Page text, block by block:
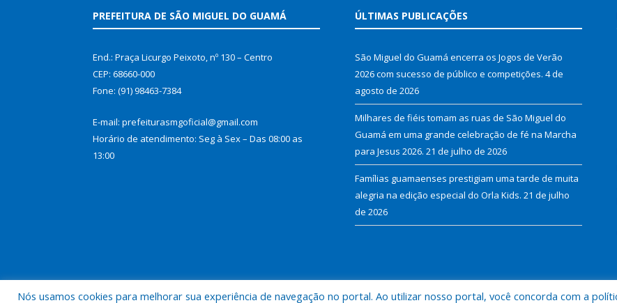
PREFEITURA DE SÃO MIGUEL DO GUAMÁ
End.: Praça Licurgo Peixoto, nº 130 – Centro
CEP: 68660-000
Fone: (91) 98463-7384
E-mail: prefeiturasmgoficial@gmail.com
Horário de atendimento: Seg à Sex – Das 08:00 as
13:00
ÚLTIMAS PUBLICAÇÕES
São Miguel do Guamá encerra os Jogos de Verão
2026 com sucesso de público e competições. 4 de
agosto de 2026
Milhares de fiéis tomam as ruas de São Miguel do
Guamá em uma grande celebração de fé na Marcha
para Jesus 2026. 21 de julho de 2026
Famílias guamaenses prestigiam uma tarde de muita
alegria na edição especial do Orla Kids. 21 de julho
de 2026
Nós usamos cookies para melhorar sua experiência de navegação no portal. Ao utilizar nosso portal, você concorda com a